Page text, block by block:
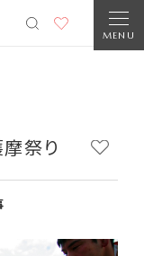
MENU
祭り